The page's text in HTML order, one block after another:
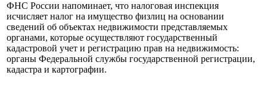
ФНС России напоминает, что налоговая инспекция
исчисляет налог на имущество физлиц на основании
сведений об объектах недвижимости представляемых
органами, которые осуществляют государственный
кадастровой учет и регистрацию прав на недвижимость:
органы Федеральной службы государственной регистрации,
кадастра и картографии.